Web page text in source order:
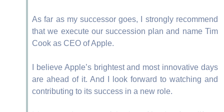
As far as my successor goes, I strongly recommend
that we execute our succession plan and name Tim
Cook as CEO of Apple.
I believe Apple’s brightest and most innovative days
are ahead of it. And I look forward to watching and
contributing to its success in a new role.